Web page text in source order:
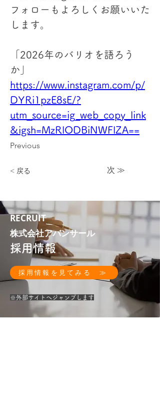
フォローもよろしくお願いいた
します。
「2026年のバリオを語ろう
か」
https://www.instagram.com/p/
DYRi1pzE8sE/?
utm_source=ig_web_copy_link
&igsh=MzRlODBiNWFlZA==
Previous
< 戻る 次 ≫
RECRUIT
株式会社アバンサール
採用情報
採用情報を見てみる ≫
​※外部サイトへジャンプします